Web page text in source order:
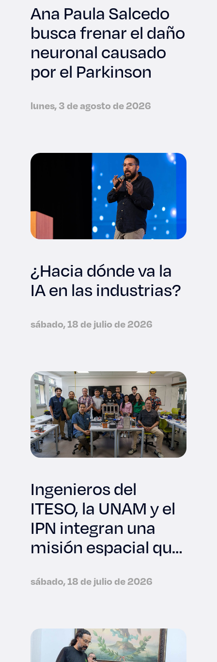
Ana Paula Salcedo
busca frenar el daño
neuronal causado
por el Parkinson
lunes, 3 de agosto de 2026
¿Hacia dónde va la
IA en las industrias?
sábado, 18 de julio de 2026
Ingenieros del
ITESO, la UNAM y el
IPN integran una
misión espacial que
sábado, 18 de julio de 2026